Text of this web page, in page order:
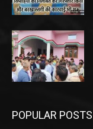
POPULAR POSTS